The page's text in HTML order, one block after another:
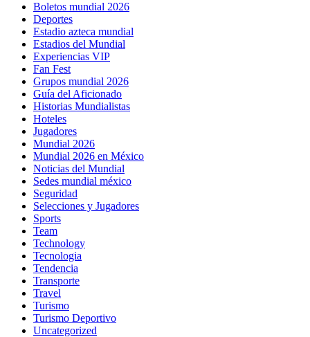
Boletos mundial 2026
Deportes
Estadio azteca mundial
Estadios del Mundial
Experiencias VIP
Fan Fest
Grupos mundial 2026
Guía del Aficionado
Historias Mundialistas
Hoteles
Jugadores
Mundial 2026
Mundial 2026 en México
Noticias del Mundial
Sedes mundial méxico
Seguridad
Selecciones y Jugadores
Sports
Team
Technology
Tecnologia
Tendencia
Transporte
Travel
Turismo
Turismo Deportivo
Uncategorized